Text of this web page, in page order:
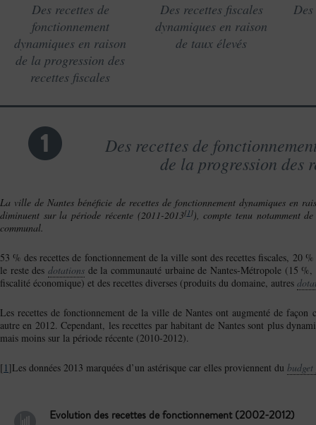
Des recettes de
fonctionnement
dynamiques en raison
de la progression des
recettes fiscales
Des recettes fiscales
dynamiques en raison
de taux élevés
1
Des recettes de
de la progression des
La ville de Nantes bénéficie de recettes de fonctionnement dynamiques en
diminuent sur la période récente (2011-2013[ 1 ]), compte tenu notamment
communal.
53 % des recettes de fonctionnement de la ville sont des recettes fiscales, 20
le reste des dotationsde la communauté urbaine de Nantes-Métropole (15
fiscalité économique) et des recettes diverses (produits du domaine, autres
Les recettes de fonctionnement de la ville de Nantes ont augmenté de
autre en 2012. Cependant, les recettes par habitant de Nantes sont plus
mais moins sur la période récente (2010-2012).
[1]Les données 2013 marquées d’un astérisque car elles proviennent du
Evolution des recettes de fonctionnement (2002-2012)